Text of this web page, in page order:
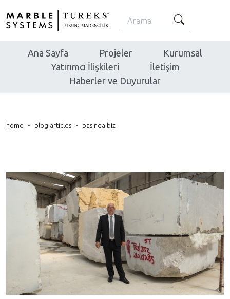
Ana Sayfa Projeler
Kurumsal
Yatırımcı İlişkileri
İletişim
Haberler ve Duyurular
home blog articles basında biz